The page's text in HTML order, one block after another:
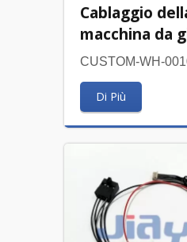
Cablaggio
macchina da
CUSTOM-WH-
Di Più